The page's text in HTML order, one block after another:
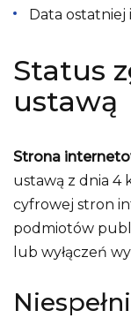
Data ostatniej
Status
ustawą
Strona
ustawą z dnia 4
cyfrowej stron
podmiotów
lub wyłączeń